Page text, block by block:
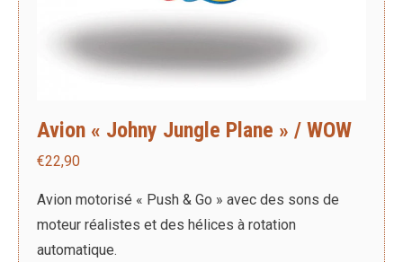
Avion « Johny Jungle Plane » / WOW
€22,90
Avion motorisé « Push & Go » avec des sons de
moteur réalistes et des hélices à rotation
automatique.